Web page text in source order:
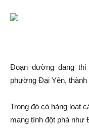
Đoạn đường đang thi
phường Đại Yên, thành
Trong đó có hàng loạt
mang tính đột phá như